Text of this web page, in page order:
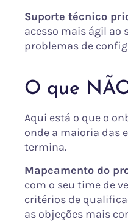
Suporte técnico
acesso mais ágil ao
problemas de
O que
Aqui está o que o
onde a maioria das
termina.
Mapeamento do
com o seu time de
critérios de
as objeções mais